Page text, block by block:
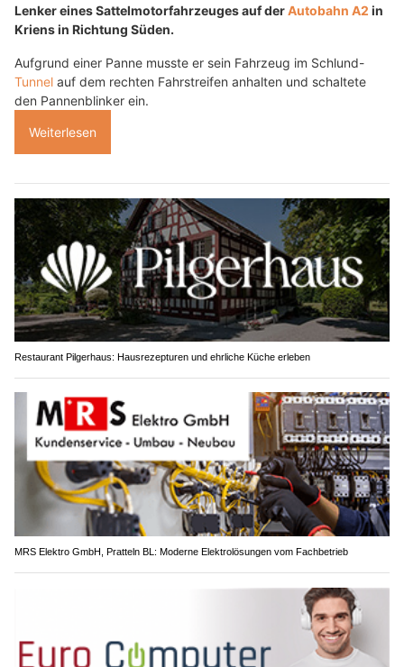
Lenker eines Sattelmotorfahrzeuges auf derAutobahn A2 in
Kriens in Richtung Süden.
Aufgrund einer Panne musste er sein Fahrzeug im Schlund-
Tunnel auf dem rechten Fahrstreifen anhalten und schaltete
den Pannenblinker ein.
Weiterlesen
Restaurant Pilgerhaus: Hausrezepturen und ehrliche Küche erleben
MRS Elektro GmbH, Pratteln BL: Moderne Elektrolösungen vom Fachbetrieb